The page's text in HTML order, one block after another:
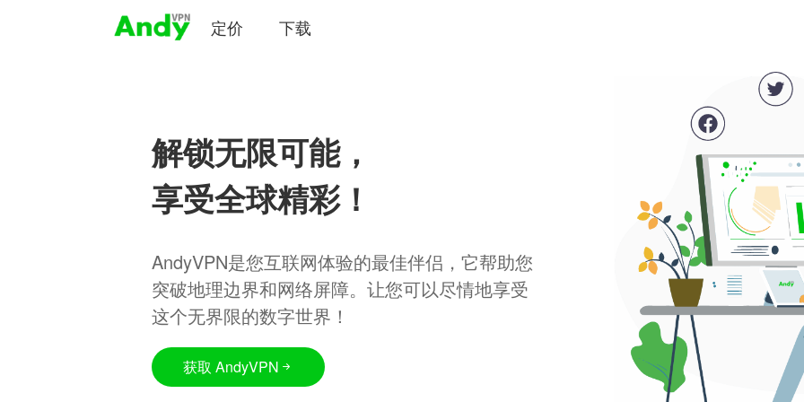
定价 下载
解锁无限可能，
享受全球精彩！
AndyVPN是您互联网体验的最佳伴侣，它帮助您
突破地理边界和网络屏障。让您可以尽情地享受
这个无界限的数字世界！
获取 AndyVPN